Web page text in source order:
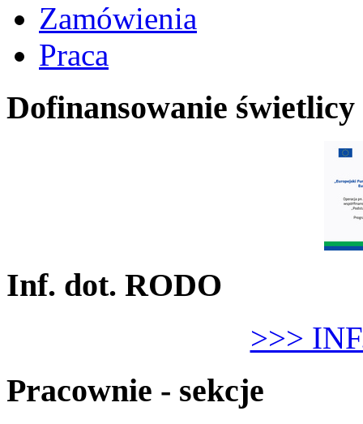
Zamówienia
Praca
Dofinansowanie świetlicy
Inf. dot. RODO
>>>
Pracownie - sekcje